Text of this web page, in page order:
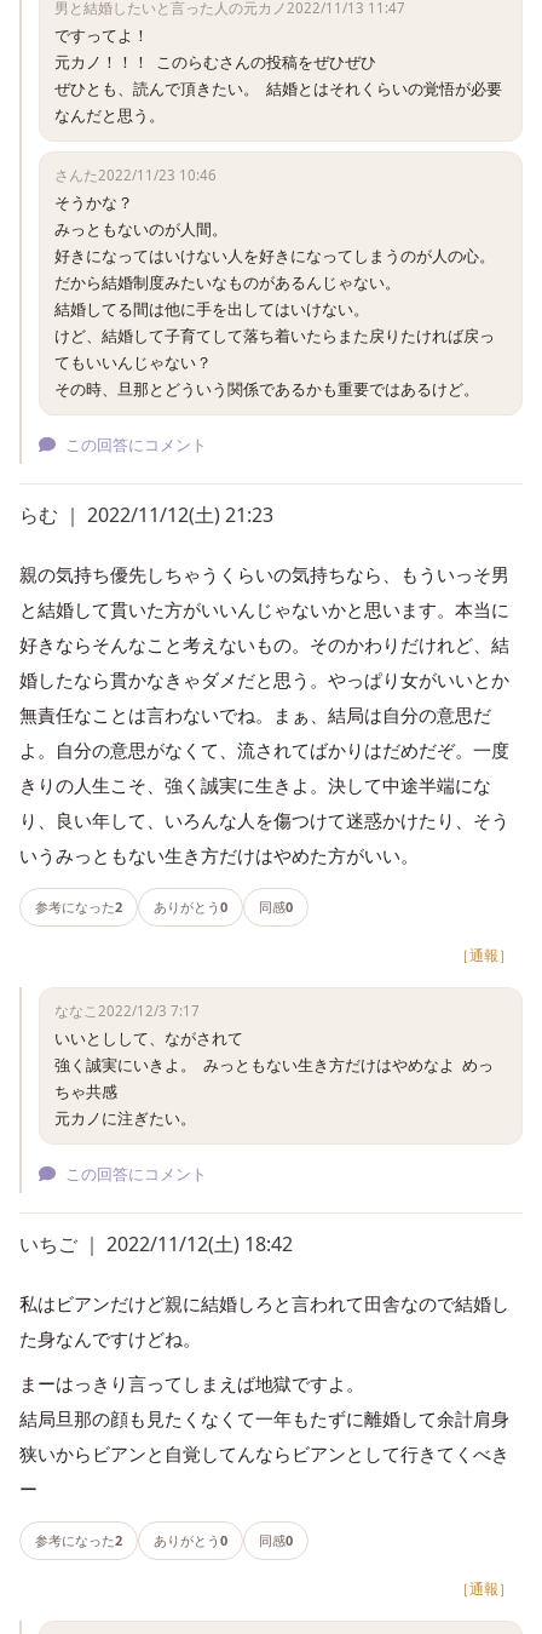
男と結婚したいと言った人の元カノ2022/11/13 11:47
ですってよ！
元カノ！！！  このらむさんの投稿をぜひぜひ
ぜひとも、読んで頂きたい。  結婚とはそれくらいの覚悟が必要
なんだと思う。
さんた2022/11/23 10:46
そうかな？
みっともないのが人間。
好きになってはいけない人を好きになってしまうのが人の心。
だから結婚制度みたいなものがあるんじゃない。
結婚してる間は他に手を出してはいけない。
けど、結婚して子育てして落ち着いたらまた戻りたければ戻っ
てもいいんじゃない？
その時、旦那とどういう関係であるかも重要ではあるけど。
この回答にコメント
らむ ｜ 2022/11/12(土) 21:23
親の気持ち優先しちゃうくらいの気持ちなら、もういっそ男
と結婚して貫いた方がいいんじゃないかと思います。本当に
好きならそんなこと考えないもの。そのかわりだけれど、結
婚したなら貫かなきゃダメだと思う。やっぱり女がいいとか
無責任なことは言わないでね。まぁ、結局は自分の意思だ
よ。自分の意思がなくて、流されてばかりはだめだぞ。一度
きりの人生こそ、強く誠実に生きよ。決して中途半端にな
り、良い年して、いろんな人を傷つけて迷惑かけたり、そう
いうみっともない生き方だけはやめた方がいい。
参考になった2 ありがとう 0 同感0
［通報］
ななこ 2022/12/3 7:17
いいとしして、ながされて
強く誠実にいきよ。  みっともない生き方だけはやめなよ  めっ
ちゃ共感
元カノに注ぎたい。
この回答にコメント
いちご ｜ 2022/11/12(土) 18:42
私はビアンだけど親に結婚しろと言われて田舎なので結婚し
た身なんですけどね。
まーはっきり言ってしまえば地獄ですよ。
結局旦那の顔も見たくなくて一年もたずに離婚して余計肩身
狭いからビアンと自覚してんならビアンとして行きてくべき
ー
参考になった2 ありがとう 0 同感0
［通報］